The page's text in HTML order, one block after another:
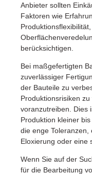
Anbieter sollten
Faktoren wie
berücksichtigen.
Bei maßgefertigten
zuverlässiger
der Bauteile zu
Produktionsrisiken
voranzutreiben. Dies
Produktion kleiner
die enge
Eloxierung oder eine
Wenn Sie auf der
für die Bearbeitung